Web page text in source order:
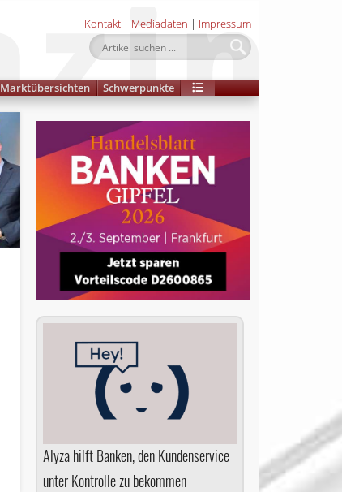
Kontakt | Mediadaten | Impressum
Marktübersichten Schwerpunkte
Alyza hilft Banken, den Kundenservice
unter Kontrolle zu bekommen